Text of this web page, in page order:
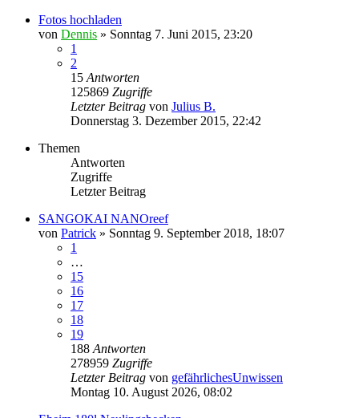
Fotos hochladen
von Dennis » Sonntag 7. Juni 2015, 23:20
1
2
15 Antworten
125869 Zugriffe
Letzter Beitrag von Julius B.
Donnerstag 3. Dezember 2015, 22:42
Themen
Antworten
Zugriffe
Letzter Beitrag
SANGOKAI NANOreef
von Patrick » Sonntag 9. September 2018, 18:07
1
…
15
16
17
18
19
188 Antworten
278959 Zugriffe
Letzter Beitrag von gefährlichesUnwissen
Montag 10. August 2026, 08:02